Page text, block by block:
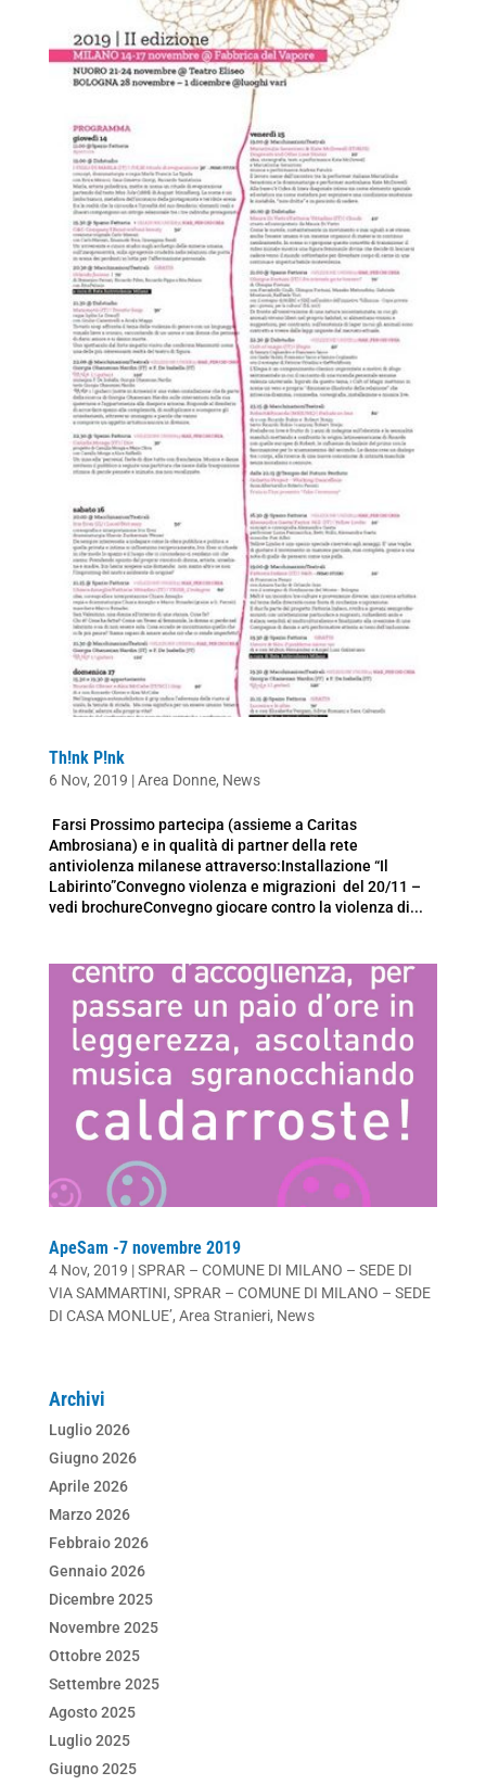
Th!nk P!nk
6 Nov, 2019 |Area Donne, News
Farsi Prossimo partecipa (assieme a Caritas
Ambrosiana) e in qualità di partner della rete
antiviolenza milanese attraverso:Installazione “Il
Labirinto”Convegno violenza e migrazioni del 20/11 –
vedi brochureConvegno giocare contro la violenza di...
ApeSam -7 novembre 2019
4 Nov, 2019 |SPRAR – COMUNE DI MILANO – SEDE DI
VIA SAMMARTINI, SPRAR – COMUNE DI MILANO – SEDE
DI CASA MONLUE’, Area Stranieri, News
Archivi
Luglio 2026
Giugno 2026
Aprile 2026
Marzo 2026
Febbraio 2026
Gennaio 2026
Dicembre 2025
Novembre 2025
Ottobre 2025
Settembre 2025
Agosto 2025
Luglio 2025
Giugno 2025